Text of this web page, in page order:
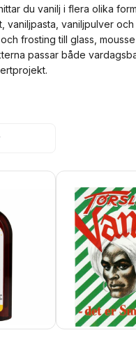
du vanilj i flera olika
vaniljpasta, vaniljpulver
frosting till glass,
passar både